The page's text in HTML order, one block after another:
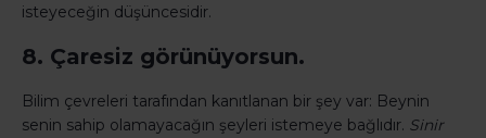
isteyeceğin düşüncesidir.
8. Çaresiz görünüyorsun.
Bilim çevreleri tarafından kanıtlanan bir şey var: Beynin
senin sahip olamayacağın şeyleri istemeye bağlıdır. Sinir